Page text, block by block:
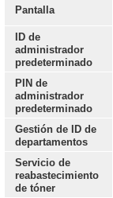
Pantalla
ID de
administrador
predeterminado
PIN de
administrador
predeterminado
Gestión de ID de
departamentos
Servicio de
reabastecimiento
de tóner